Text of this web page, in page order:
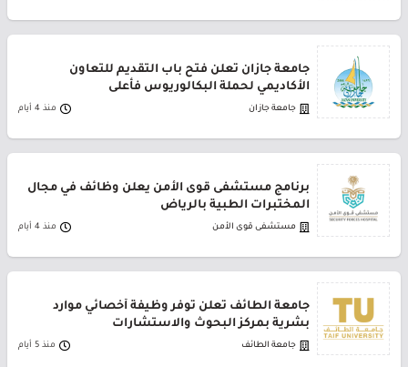
جامعة جازان تعلن فتح باب التقديم للتعاون
الأكاديمي لحملة البكالوريوس فأعلى
جامعة جازان منذ 4 أيام
برنامج مستشفى قوى الأمن يعلن وظائف في مجال
المختبرات الطبية بالرياض
مستشفى قوى الأمن منذ 4 أيام
جامعة الطائف تعلن توفر وظيفة أخصائي موارد
بشرية بمركز البحوث والاستشارات
جامعة الطائف منذ 5 أيام